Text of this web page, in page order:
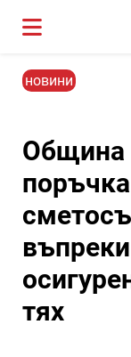
новини
Община
тях